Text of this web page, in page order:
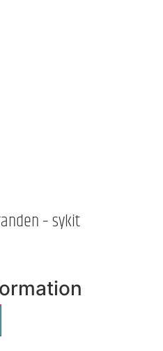
– sykit